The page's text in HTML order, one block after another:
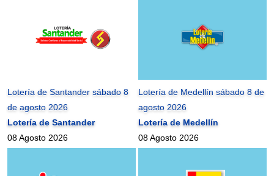
Lotería de Santander sábado 8
de agosto 2026
Lotería de Santander
08 Agosto 2026
Lotería de Medellín sábado 8 de
agosto 2026
Lotería de Medellín
08 Agosto 2026